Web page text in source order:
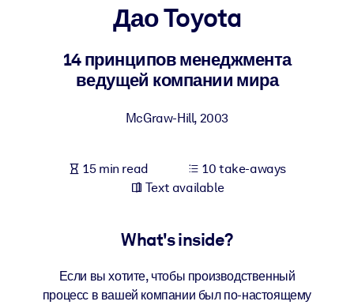
For LMS/LXP
Bring bite-sized, verified knowledge into your LMS/LXP for
For Corporate Libraries
knowledge.
Дао Toyota
14 принципов менеджмента
ведущей компании мира
McGraw-Hill, 2003
15 min read
10 take-aways
Text available
What's inside?
Если вы хотите, чтобы производственный
процесс в вашей компании был по-настоящему